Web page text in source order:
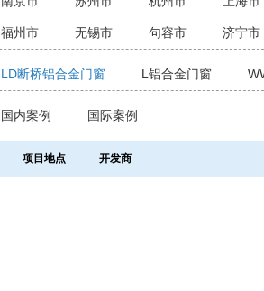
福州市 无锡市 句容市 济宁市
LD断桥铝合金门窗 L铝合金门窗
国内案例 国际案例
项目地点 开发商